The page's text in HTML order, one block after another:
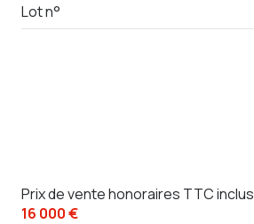
Lot n°
Prix de vente honoraires TTC inclus
16 000 €